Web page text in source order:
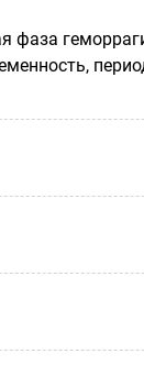
фаза